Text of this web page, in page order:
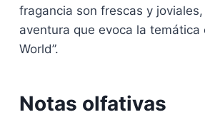
fragancia son frescas y
aventura que evoca la temática
World”.
Notas olfativas